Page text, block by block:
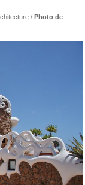
/Photo de